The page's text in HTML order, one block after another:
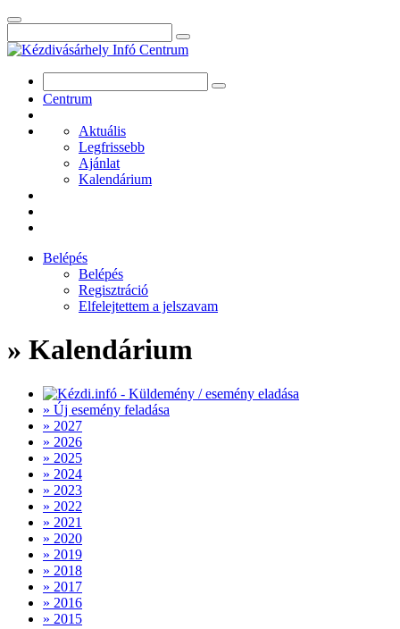
Centrum
Aktuális
Legfrissebb
Ajánlat
Kalendárium
Belépés
Belépés
Regisztráció
Elfelejtettem a jelszavam
» Kalendárium
» Új esemény feladása
» 2027
» 2026
» 2025
» 2024
» 2023
» 2022
» 2021
» 2020
» 2019
» 2018
» 2017
» 2016
» 2015